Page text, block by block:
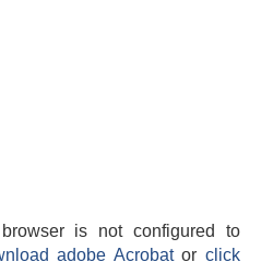
is not configured to
adobe Acrobatorclick